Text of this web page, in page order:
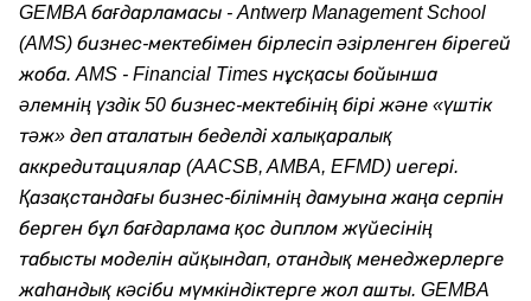
GEMBA бағдарламасы - Antwerp Management School
(AMS) бизнес-мектебімен бірлесіп әзірленген бірегей
жоба. AMS - Financial Times нұсқасы бойынша
әлемнің үздік 50 бизнес-мектебінің бірі және «үштік
тәж» деп аталатын беделді халықаралық
аккредитациялар (AACSB, AMBA, EFMD) иегері.
Қазақстандағы бизнес-білімнің дамуына жаңа серпін
берген бұл бағдарлама қос диплом жүйесінің
табысты моделін айқындап, отандық менеджерлерге
жаһандық кәсіби мүмкіндіктерге жол ашты. GEMBA